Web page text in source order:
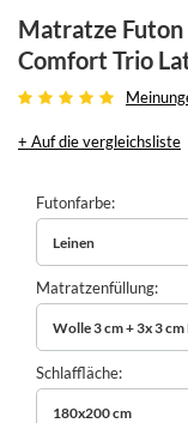
Matratze
Comfort Trio
+ Auf die vergleichsliste
Futonfarbe
Leinen
Matratzenfüllung
Wolle 3 cm + 3x 3
Schlaffläche
180x200 cm